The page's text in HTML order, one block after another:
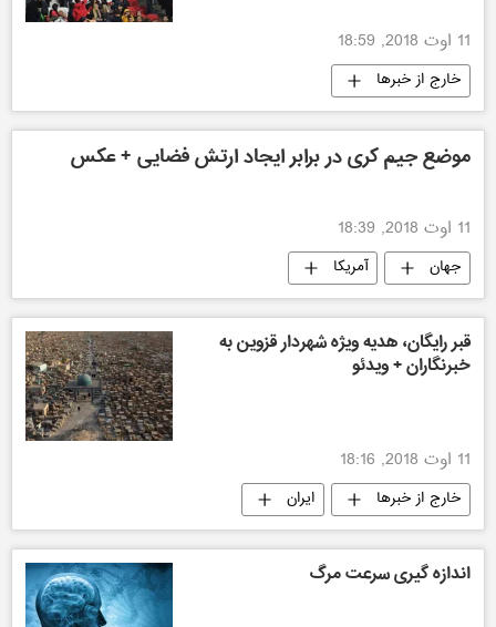
11 اوت 2018, 18:59
خارج از خبرها
موضع جیم کری در برابر ایجاد ارتش فضایی + عکس
11 اوت 2018, 18:39
جهان آمریکا
قبر رایگان، هدیه ویژه شهردار قزوین به
خبرنگاران + ویدئو
11 اوت 2018, 18:16
خارج از خبرها ایران
اندازه گیری سرعت مرگ